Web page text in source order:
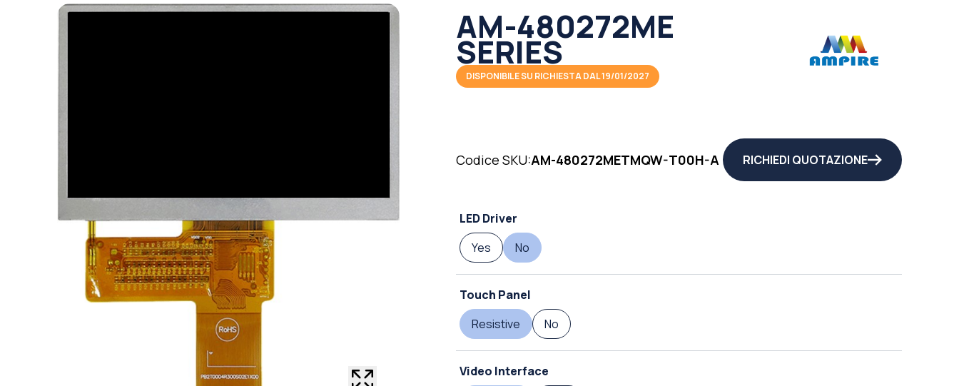
AM-480272ME
SERIES
DISPONIBILE SU RICHIESTA DAL 19/01/2027
Codice SKU:AM-480272METMQW-T00H-A RICHIEDI QUOTAZIONE
LED Driver
Yes
No
Touch Panel
Resistive
No
Video Interface